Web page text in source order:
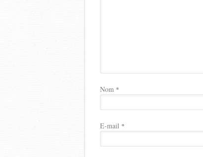
Nom *
E-mail *